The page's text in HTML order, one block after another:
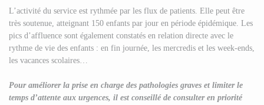
L’activité du service est rythmée par les flux de patients. Elle peut être
très soutenue, atteignant 150 enfants par jour en période épidémique. Les
pics d’affluence sont également constatés en relation directe avec le
rythme de vie des enfants : en fin journée, les mercredis et les week-ends,
les vacances scolaires…
Pour améliorer la prise en charge des pathologies graves et limiter le
temps d’attente aux urgences, il est conseillé de consulter en priorité